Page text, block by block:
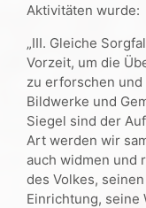
Aktivitäten wurde:
„III. Gleiche
Vorzeit, um die
zu erforschen und
Bildwerke und
Siegel sind der
Art werden wir
auch widmen und
des Volkes,
Einrichtung, seine